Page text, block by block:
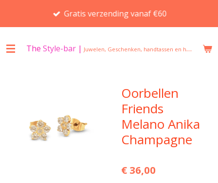
de
Gratis verzending vanaf €60
The Style-bar | Juwelen, Geschenken, handtassen en huisgeuren in Beveren
Oorbellen
Friends
Melano Anika
Champagne
€ 36,00